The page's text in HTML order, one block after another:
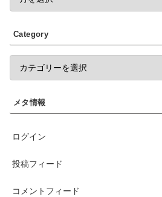
Category
メタ情報
ログイン
投稿フィード
コメントフィード